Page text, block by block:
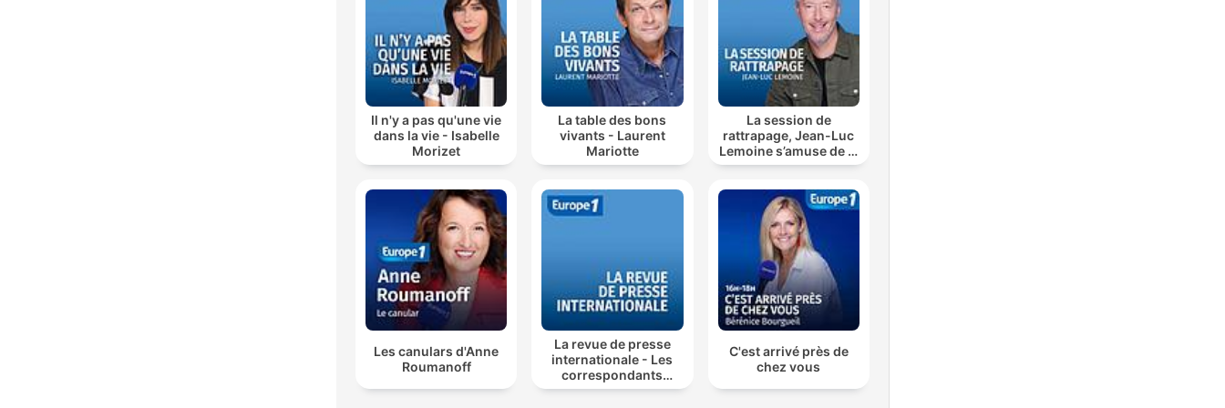
Il n'y a pas qu'une vie
dans la vie - Isabelle
Morizet
La table des bons
vivants - Laurent
Mariotte
La session de
rattrapage, Jean-Luc
Lemoine s’amuse de la
télé
Les canulars d'Anne
Roumanoff
La revue de presse
internationale - Les
correspondants
d'Europe 1
C'est arrivé près de
chez vous